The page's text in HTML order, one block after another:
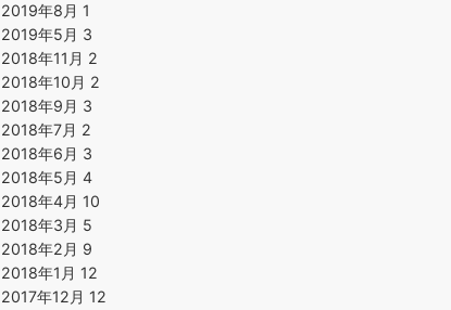
2019年8月 1
2019年5月 3
2018年11月 2
2018年10月 2
2018年9月 3
2018年7月 2
2018年6月 3
2018年5月 4
2018年4月 10
2018年3月 5
2018年2月 9
2018年1月 12
2017年12月 12